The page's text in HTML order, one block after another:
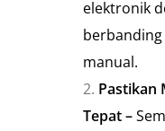
elektronik
manual.
Pastikan
Tepat –